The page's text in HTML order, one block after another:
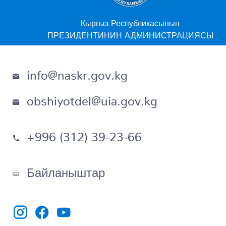
Кыргыз Республикасынын
ПРЕЗИДЕНТИНИН АДМИНИСТРАЦИЯСЫ
info@naskr.gov.kg
obshiyotdel@uia.gov.kg
+996 (312) 39-23-66
Байланыштар